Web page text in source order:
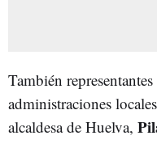
También
administraciones
alcaldesa de Huelva,